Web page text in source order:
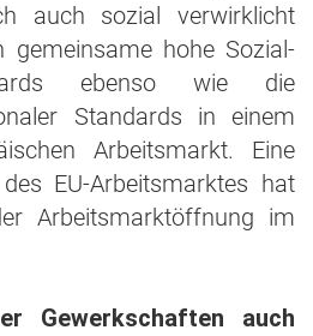
auch sozial verwirklicht
gemeinsame hohe Sozial-
ebenso wie die
Standards in einem
Arbeitsmarkt. Eine
EU-Arbeitsmarktes hat
Arbeitsmarktöffnung im
Gewerkschaften auch